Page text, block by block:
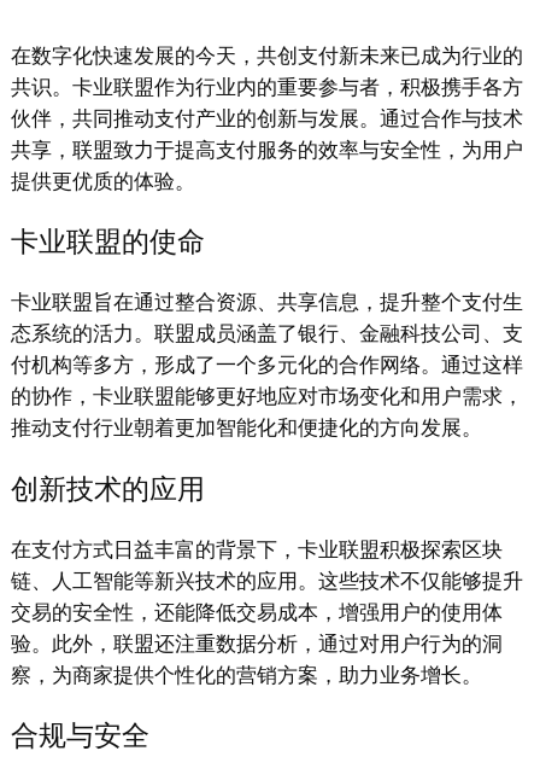
在数字化快速发展的今天，共创支付新未来已成为行业的
共识。卡业联盟作为行业内的重要参与者，积极携手各方
伙伴，共同推动支付产业的创新与发展。通过合作与技术
共享，联盟致力于提高支付服务的效率与安全性，为用户
提供更优质的体验。
卡业联盟的使命
卡业联盟旨在通过整合资源、共享信息，提升整个支付生
态系统的活力。联盟成员涵盖了银行、金融科技公司、支
付机构等多方，形成了一个多元化的合作网络。通过这样
的协作，卡业联盟能够更好地应对市场变化和用户需求，
推动支付行业朝着更加智能化和便捷化的方向发展。
创新技术的应用
在支付方式日益丰富的背景下，卡业联盟积极探索区块
链、人工智能等新兴技术的应用。这些技术不仅能够提升
交易的安全性，还能降低交易成本，增强用户的使用体
验。此外，联盟还注重数据分析，通过对用户行为的洞
察，为商家提供个性化的营销方案，助力业务增长。
合规与安全